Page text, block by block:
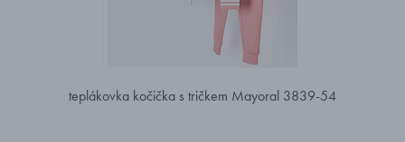
teplákovka kočička s tričkem Mayoral 3839-54